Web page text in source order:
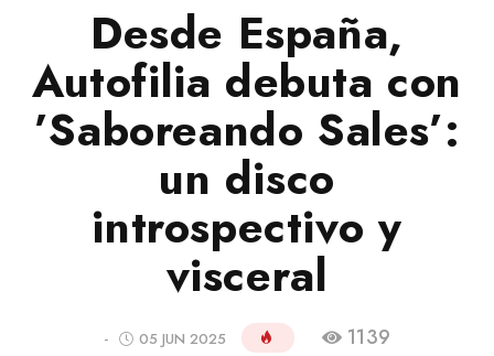
Desde España,
Autofilia debuta con
’Saboreando Sales’:
un disco
introspectivo y
visceral
- 05 JUN 2025 1139